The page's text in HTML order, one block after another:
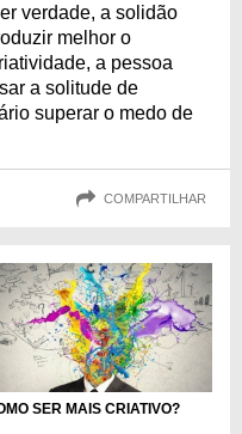
verdade, a solidão
melhor o
a pessoa
a solitude de
superar o medo de
COMPARTILHAR
SER MAIS CRIATIVO?